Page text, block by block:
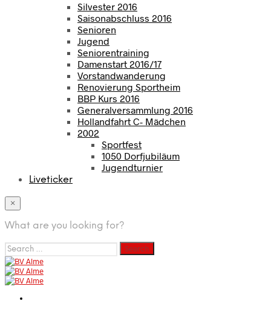
Silvester 2016
Saisonabschluss 2016
Senioren
Jugend
Seniorentraining
Damenstart 2016/17
Vorstandwanderung
Renovierung Sportheim
BBP Kurs 2016
Generalversammlung 2016
Hollandfahrt C- Mädchen
2002
Sportfest
1050 Dorfjubiläum
Jugendturnier
Liveticker
×
What are you looking for?
Search
for: